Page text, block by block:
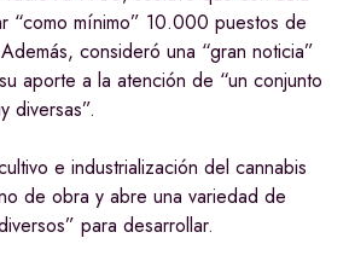
“como mínimo” 10.000 puestos de
consideró una “gran noticia”
aporte a la atención de “un conjunto
diversas”.
e industrialización del cannabis
de obra y abre una variedad de
para desarrollar.